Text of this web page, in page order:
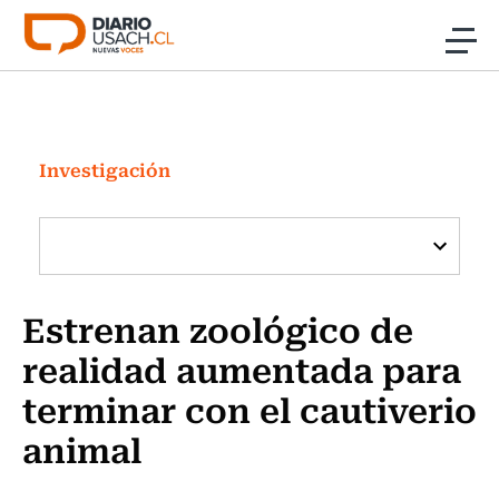
Click acá para ir directamente al contenido
Investigación
Cultura
Programas Radio y TV Usach
Investigación
Estrenan zoológico de
realidad aumentada para
terminar con el cautiverio
animal